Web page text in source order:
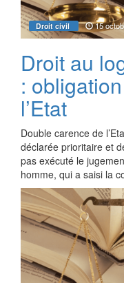
Droit civil 15
Droit au
:
l’Etat
Double carence de
déclarée prioritaire et
pas exécuté le
homme, qui a saisi la